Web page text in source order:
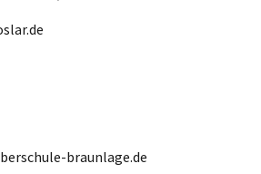
braunlage.de